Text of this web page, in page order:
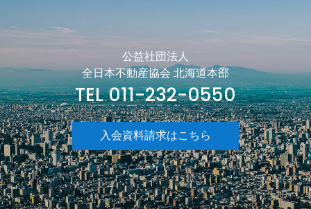
公益社団法人
全日本不動産協会 北海道本部
TEL 011-232-0550
入会資料請求はこちら